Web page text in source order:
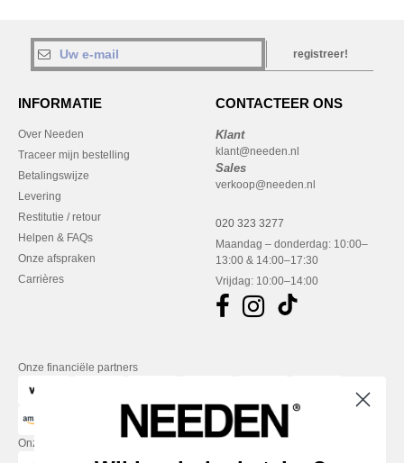
registreer!
INFORMATIE
Over Needen
Traceer mijn bestelling
Betalingswijze
Levering
Restitutie / retour
Helpen & FAQs
Onze afspraken
Carrières
CONTACTEER ONS
Klant
klant@needen.nl
Sales
verkoop@needen.nl
020 323 3277
Maandag – donderdag: 10:00–
13:00 & 14:00–17:30
Vrijdag: 10:00–14:00
Onze financiële partners
Onze transporteurs